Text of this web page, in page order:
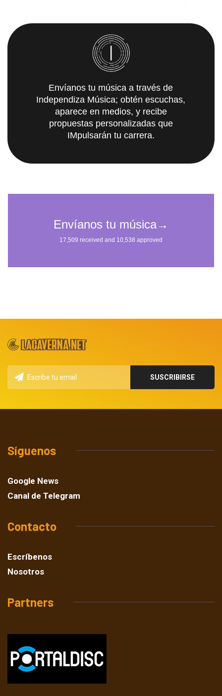
Envíanos tu música a través de
Independiza Música; obtén escuchas,
aparece en medios, y recibe
propuestas personalizadas que
IMpulsarán tu carrera.
Síguenos
Google News
Canal de Telegram
Contacto
Escríbenos
Nosotros
Partners